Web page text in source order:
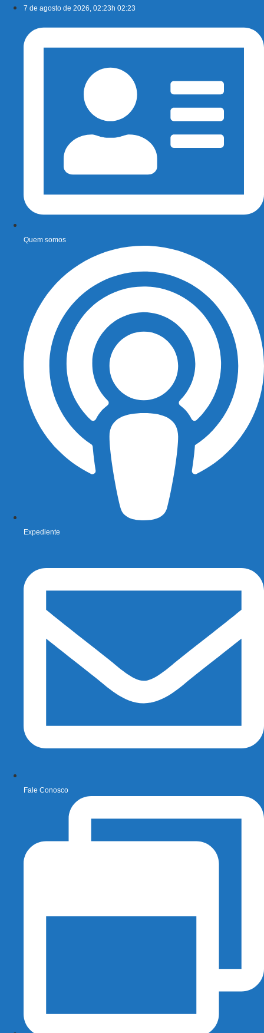
conteúdo
7 de agosto de 2026, 02:23h 02:23
Quem somos
Expediente
Fale Conosco